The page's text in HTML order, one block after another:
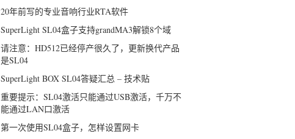
20年前写的专业音响行业RTA软件
SuperLight SL04盒子支持grandMA3解锁8个域
请注意：HD512已经停产很久了，更新换代产品
是SL04
SuperLight BOX SL04答疑汇总 – 技术贴
重要提示：SL04激活只能通过USB激活，千万不
能通过LAN口激活
第一次使用SL04盒子，怎样设置网卡